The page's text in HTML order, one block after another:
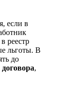
если в
реестр
льготы. В
до
,